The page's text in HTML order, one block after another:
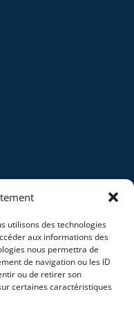
utilisons des technologies
aux informations des
nous permettra de
de navigation ou les ID
ou de retirer son
certaines caractéristiques